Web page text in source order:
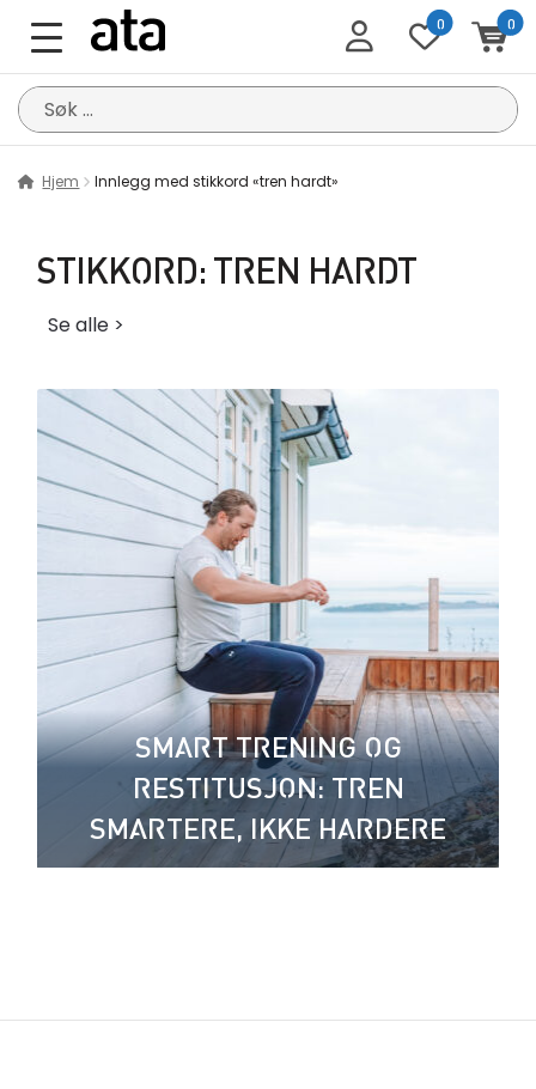
0 0
Søk
etter:
Hjem Innlegg med stikkord «tren hardt»
STIKKORD: TREN HARDT
Se alle >
SMART TRENING OG
RESTITUSJON: TREN
SMARTERE, IKKE HARDERE